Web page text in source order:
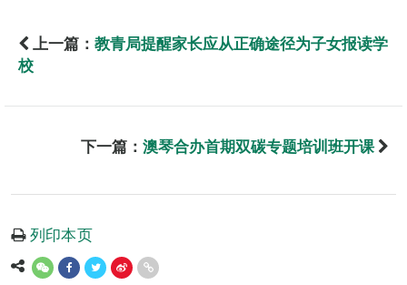
上一篇： 教青局提醒家长应从正确途径为子女报读学
校
下一篇： 澳琴合办首期双碳专题培训班开课
列印本页